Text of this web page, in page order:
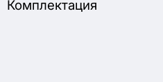
Комплектация